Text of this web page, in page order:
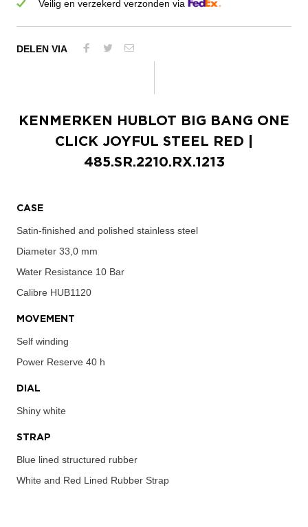
Veilig en verzekerd verzonden via
DELEN VIA
KENMERKEN
HUBLOT BIG BANG ONE
CLICK JOYFUL STEEL RED
485.SR.2210.RX.1213
CASE
Satin-finished and polished stainless steel
Diameter 33,0 mm
Water Resistance 10 Bar
Calibre HUB1120
MOVEMENT
Self winding
Power Reserve 40 h
DIAL
Shiny white
STRAP
Blue lined structured rubber
White and Red Lined Rubber Strap